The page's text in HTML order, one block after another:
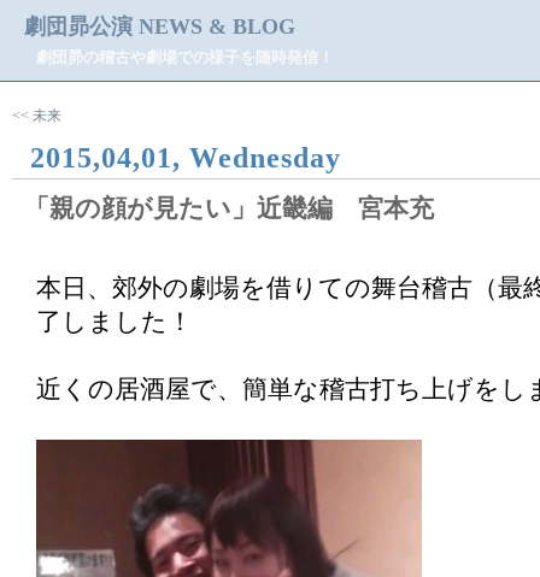
劇団昴公演 NEWS & BLOG
劇団昴の稽古や劇場での様子を随時発信！
<< 未来
2015,04,01, Wednesday
「親の顔が見たい」近畿編 宮本充
本日、郊外の劇場を借りての舞台稽古（最
了しました！
近くの居酒屋で、簡単な稽古打ち上げをし